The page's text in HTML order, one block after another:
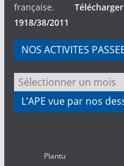
française.
1918/38/2011
NOS ACTIVITES
NOS
ACTIVITES
PASSEES
L’APE vue par nos
Plantu